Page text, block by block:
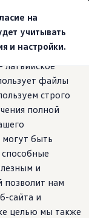
на
учитывать
и настройки.
латвийское
файлы
строго
полной
могут быть
и
позволит нам
сайта и
целью мы также
Volkswagen
нового